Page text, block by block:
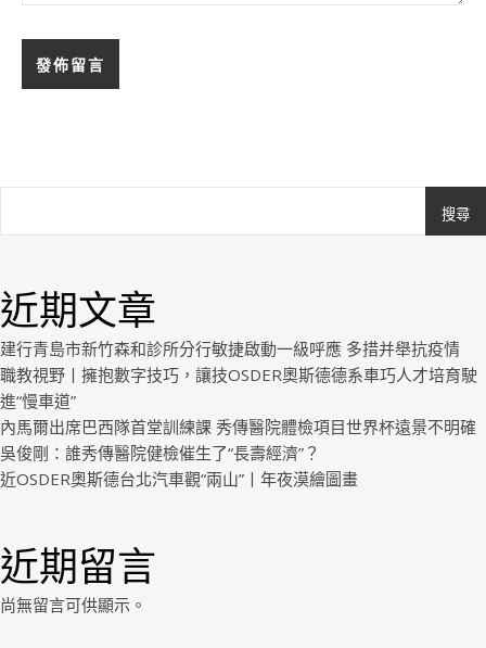
搜尋
近期文章
建行青島市新竹森和診所分行敏捷啟動一級呼應 多措并舉抗疫情
職教視野丨擁抱數字技巧，讓技OSDER奧斯德德系車巧人才培育駛
進“慢車道”
內馬爾出席巴西隊首堂訓練課 秀傳醫院體檢項目世界杯遠景不明確
吳俊剛：誰秀傳醫院健檢催生了“長壽經濟”？
近OSDER奧斯德台北汽車觀“兩山”丨年夜漠繪圖畫
近期留言
尚無留言可供顯示。
Royal.